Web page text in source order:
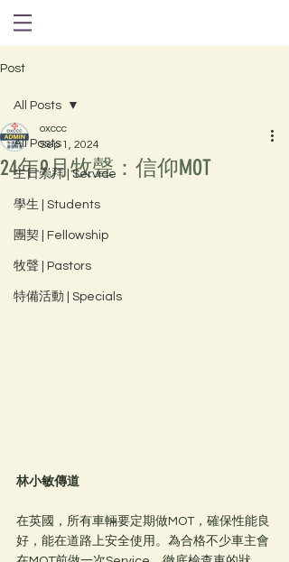
Post
All Posts
主日崇拜 | Service
學生 | Students
團契 | Fellowship
牧聲 | Pastors
特備活動 | Specials
All Posts
24年9月牧聲：信仰MOT
oxccc
Sep 1, 2024
林小敏傳道
在英國，所有車輛要定期做MOT，確保性能良
好，能在道路上安全使用。為合格不少車主會